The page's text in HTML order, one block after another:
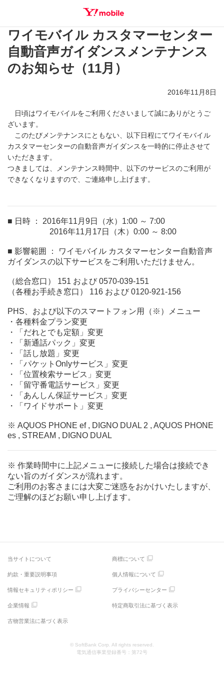
SEARCH
ワイモバイル カスタマーセンター
自動音声ガイダンスメンテナンス
のお知らせ（11月）
2016年11月8日
日頃はワイモバイルをご利用くださいまして誠にありがとうご
ざいます。
このたびメンテナンスにともない、以下日程にてワイモバイル
カスタマーセンターの自動音声ガイダンスを一時的に停止させて
いただきます。
つきましては、メンテナンス時間中、以下のサービスのご利用が
できなくなりますので、ご連絡申し上げます。
■ 日時 ： 2016年11月9日（水）1:00 ～ 7:00
2016年11月17日（木）0:00 ～ 8:00
■ 影響範囲 ： ワイモバイル カスタマーセンター自動音声
ガイダンスの以下サービスをご利用いただけません。
（総合窓口） 151 および 0570-039-151
（各種お手続き窓口） 116 および 0120-921-156
PHS、および以下のスマートフォン用（※）メニュー
・各種料金プラン変更
・「だれとでも定額」変更
・「新通話パック」変更
・「話し放題」変更
・「パケットOnlyサービス」変更
・「位置検索サービス」変更
・「留守番電話サービス」変更
・「あんしん保証サービス」変更
・「ワイドサポート」変更
※ AQUOS PHONE ef , DIGNO DUAL 2 , AQUOS PHONE
es , STREAM , DIGNO DUAL
※ 作業時間中に上記メニューに接続した場合は接続でき
ない旨のガイダンスが流れます。
ご利用のお客さまには大変ご迷惑をおかけいたしますが、
ご理解のほどお願い申し上げます。
当サイトについて 商標について
約款・重要説明事項 個人情報について
情報セキュリティポリシー プライバシーセンター
企業情報 特定商取引法に基づく表示
古物営業法に基づく表示
© SoftBank Corp. All rights reserved.
電気通信事業登録番号：第72号